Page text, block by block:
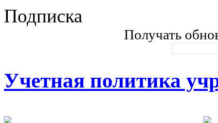
Подписка
Получать
Учетная политика